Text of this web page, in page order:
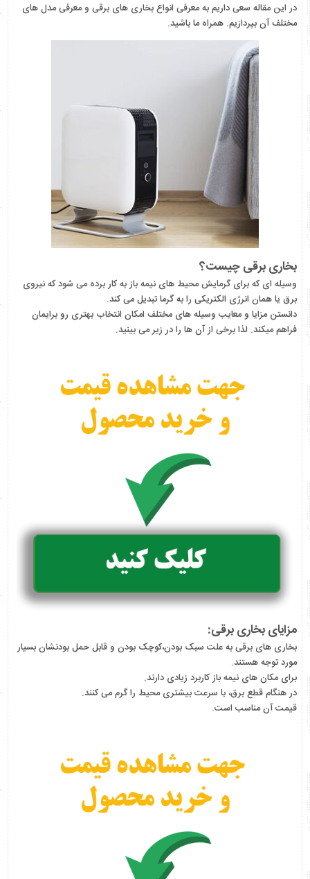
در این مقاله سعی داریم به معرفی انواع بخاری های برقی و معرفی مدل های
مختلف آن بپردازیم. همراه ما باشید.
بخاری برقی چیست؟
وسیله ای که برای گرمایش محیط های نیمه باز به کار برده می شود که نیروی
برق یا همان انرژی الکتریکی را به گرما تبدیل می کند.
دانستن مزایا و معایب وسیله های مختلف امکان انتخاب بهتری رو برایمان
فراهم میکند. لذا برخی از آن ها را در زیر می بینید.
مزایای بخاری برقی:
بخاری های برقی به علت سبک بودن،کوچک بودن و قابل حمل بودنشان بسیار
مورد توجه هستند.
برای مکان های نیمه باز کاربرد زیادی دارند.
در هنگام قطع برق، با سرعت بیشتری محیط را گرم می کنند.
قیمت آن مناسب است.